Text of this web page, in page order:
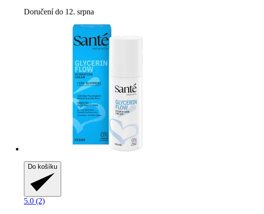
Doručení do 12. srpna
Do košíku
5.0 (2)